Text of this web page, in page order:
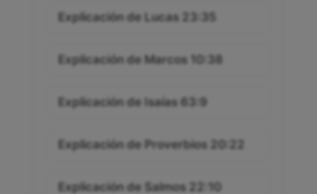
Explicación de Lucas 23:35
Explicación de Marcos 10:38
Explicación de Isaías 63:9
Explicación de Proverbios 20:22
Explicación de Salmos 22:10